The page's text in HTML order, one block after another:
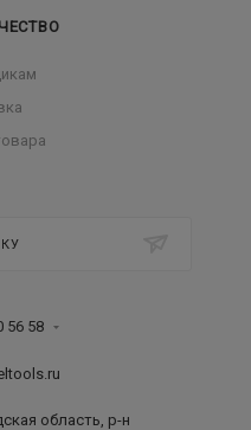
56 58
область, р-н